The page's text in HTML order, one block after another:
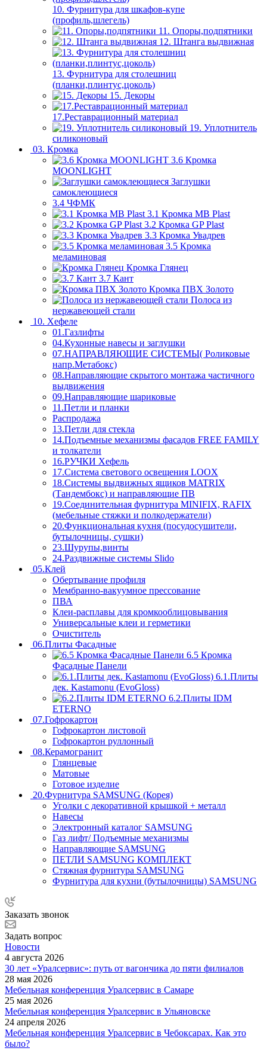
10. Фурнитура для шкафов-купе
(профиль,шлегель)
11. Опоры,подпятники
12. Штанга выдвижная
13. Фурнитура для столешниц
(планки,плинтус,цоколь)
15. Декоры
17.Реставрационный материал
19. Уплотнитель
силиконовый
03. Кромка
3.6 Кромка
MOONLIGHT
Заглушки
самоклеющиеся
3.4 ЧФМК
3.1 Кромка MB Plast
3.2 Кромка GP Plast
3.3 Кромка Увадрев
3.5 Кромка
меламиновая
Кромка Глянец
3.7 Кант
Кромка ПВХ Золото
Полоса из
нержавеющей стали
10. Хефеле
01.Газлифты
04.Кухонные навесы и заглушки
07.НАПРАВЛЯЮЩИЕ СИСТЕМЫ( Роликовые
напр.Метабокс)
08.Направляющие скрытого монтажа частичного
выдвижения
09.Направляющие шариковые
11.Петли и планки
Распродажа
13.Петли для стекла
14.Подъемные механизмы фасадов FREE FAMILY
и толкатели
16.РУЧКИ Хефель
17.Система светового освещения LOOX
18.Системы выдвижных ящиков MATRIX
(Тандембокс) и направляющие ПВ
19.Соединительная фурнитура MINIFIX, RAFIX
(мебельные стяжки и полкодержатели)
20.Функциональная кухня (посудосушители,
бутылочницы, сушки)
23.Шурупы,винты
24.Раздвижные системы Slido
05.Клей
Обертывание профиля
Мембранно-вакуумное прессование
ПВА
Клеи-расплавы для кромкооблицовывания
Универсальные клеи и герметики
Очиститель
06.Плиты Фасадные
6.5 Кромка
Фасадные Панели
6.1.Плиты
дек. Kastamonu (EvoGloss)
6.2.Плиты IDM
ETERNO
07.Гофрокартон
Гофрокартон листовой
Гофрокартон руллонный
08.Керамогранит
Глянцевые
Матовые
Готовое изделие
20.Фурнитура SAMSUNG (Корея)
Уголки с декоративной крышкой + металл
Навесы
Электронный каталог SAMSUNG
Газ лифт/ Подъемные механизмы
Направляющие SAMSUNG
ПЕТЛИ SAMSUNG КОМПЛЕКТ
Стяжная фурнитура SAMSUNG
Фурнитура для кухни (бутылочницы) SAMSUNG
Заказать звонок
Задать вопрос
Новости
4 августа 2026
30 лет «Уралсервис»: путь от вагончика до пяти филиалов
28 мая 2026
Мебельная конференция Уралсервис в Самаре
25 мая 2026
Мебельная конференция Уралсервис в Ульяновске
24 апреля 2026
Мебельная конференция Уралсервис в Чебоксарах. Как это
было?